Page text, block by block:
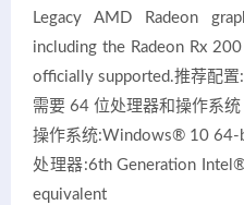
Legacy AMD Radeon
including the Radeon Rx
officially supported.推荐配置:
需要 64 位处理器和操作系统
操作系统:Windows® 10 64-
处理器:6th Generation
equivalent